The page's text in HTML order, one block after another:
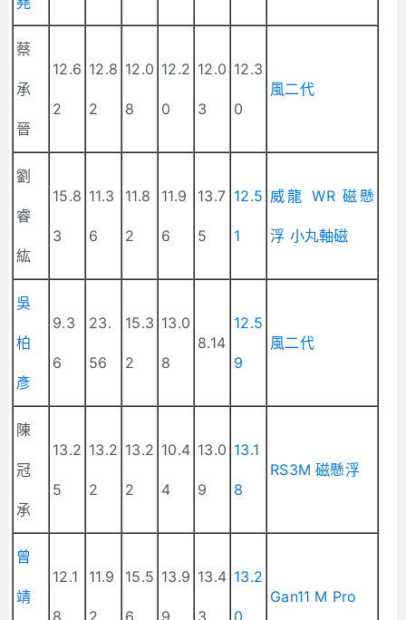
蔡
承
晉
12.6
2
12.8
2
12.0
8
12.2
0
12.0
3
12.3
0
風二代
劉
睿
紘
15.8
3
11.3
6
11.8
2
11.9
6
13.7
5
12.5
1
威龍 WR 磁懸
浮 小丸軸磁
吳
柏
彥
9.3
6
23.
56
15.3
2
13.0
8
8.14
12.5
9
風二代
陳
冠
承
13.2
5
13.2
2
13.2
2
10.4
4
13.0
9
13.1
8
RS3M 磁懸浮
曾
靖
12.1
8
11.9
2
15.5
6
13.9
9
13.4
3
13.2
0
Gan11 M Pro